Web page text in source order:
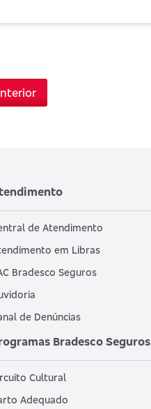
de Atendimento
em Libras
Bradesco Seguros
de Denúncias
Bradesco Seguros
Cultural
Adequado